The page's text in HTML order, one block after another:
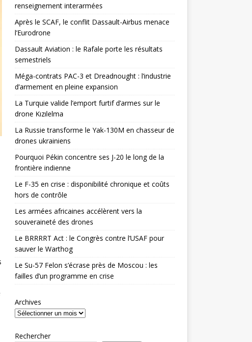
renseignement interarmées
Après le SCAF, le conflit Dassault-Airbus menace
l’Eurodrone
Dassault Aviation : le Rafale porte les résultats
semestriels
Méga-contrats PAC-3 et Dreadnought : l’industrie
d’armement en pleine expansion
La Turquie valide l’emport furtif d’armes sur le
drone Kızılelma
La Russie transforme le Yak-130M en chasseur de
drones ukrainiens
Pourquoi Pékin concentre ses J-20 le long de la
frontière indienne
Le F-35 en crise : disponibilité chronique et coûts
hors de contrôle
Les armées africaines accélèrent vers la
souveraineté des drones
Le BRRRRT Act : le Congrès contre l’USAF pour
sauver le Warthog
Le Su-57 Felon s’écrase près de Moscou : les
failles d’un programme en crise
Archives
Rechercher